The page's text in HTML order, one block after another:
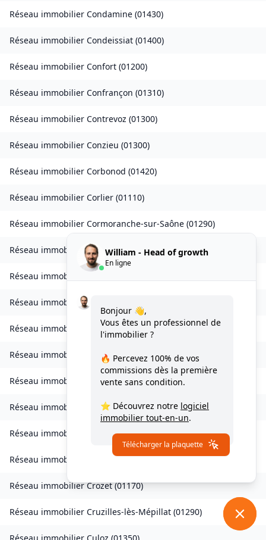
Réseau immobilier Condamine (01430)
Réseau immobilier Condeissiat (01400)
Réseau immobilier Confort (01200)
Réseau immobilier Confrançon (01310)
Réseau immobilier Contrevoz (01300)
Réseau immobilier Conzieu (01300)
Réseau immobilier Corbonod (01420)
Réseau immobilier Corlier (01110)
Réseau immobilier Cormoranche-sur-Saône (01290)
Réseau immobilierCormoz(01560)
Réseau immobilier
Réseau immobilierCourmangoux
Réseau immobilier Courtes( 01560)
Réseau immobilier Crans (01320)
Réseau immobilier Bresse Vallons (01340)
Réseau immobilier Cressin-Rochefort(01350)
Réseau immobilier Crottet(01290)
Réseau immobilier (01750)
Réseau immobilierCrozet(01170)
Réseau immobilier Cruzilles-lès-Mépillat (01290)
William - Head of growth
En ligne
Bonjour 👋,
Vous êtes un professionnel de
l'immobilier ?
🔥 Percevez 100% de vos
commissions dès la première
vente sans condition.
⭐ Découvrez notre logiciel
immobilier tout-en-un.
Télécharger la plaquette